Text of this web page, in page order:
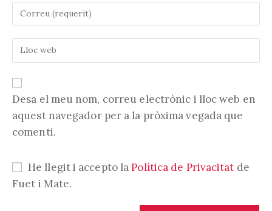
nom
o
nom
d'usuari
per
comentar
adreça
electrònica
comentar
vostra
(opcional)
Desa el meu nom, correu electrònic i lloc web en
aquest navegador per a la pròxima vegada que
comenti.
He llegit i accepto laPolítica de Privacitat de
Fuet i Mate.